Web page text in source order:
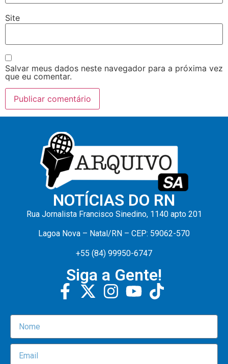
Site
Salvar meus dados neste navegador para a próxima vez
que eu comentar.
NOTÍCIAS DO RN
Rua Jornalista Francisco Sinedino, 1140 apto 201
Lagoa Nova – Natal/RN – CEP: 59062-570
+55 (84) 99950-6747
Siga a Gente!